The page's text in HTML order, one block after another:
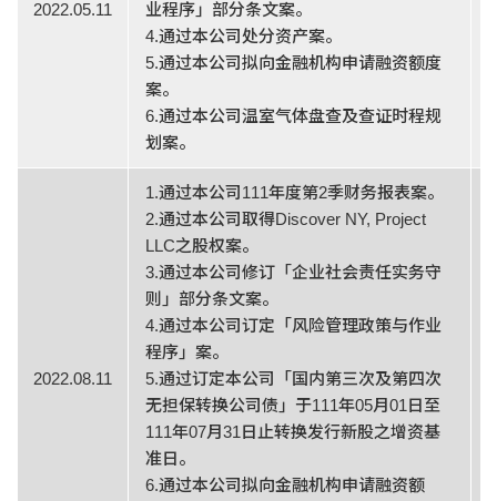
2022.05.11
业程序」部分条文案。
4.通过本公司处分资产案。
5.通过本公司拟向金融机构申请融资额度
案。
6.通过本公司温室气体盘查及查证时程规
划案。
2022.08.11
1.通过本公司111年度第2季财务报表案。
2.通过本公司取得Discover NY, Project
LLC之股权案。
3.通过本公司修订「企业社会责任实务守
则」部分条文案。
4.通过本公司订定「风险管理政策与作业
程序」案。
5.通过订定本公司「国内第三次及第四次
无担保转换公司债」于111年05月01日至
111年07月31日止转换发行新股之增资基
准日。
6.通过本公司拟向金融机构申请融资额